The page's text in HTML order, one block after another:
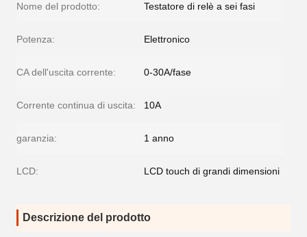
Nome del prodotto: Testatore di relè a sei fasi
Potenza: Elettronico
CA dell'uscita corrente: 0-30A/fase
Corrente continua di uscita: 10A
garanzia: 1 anno
LCD: LCD touch di grandi dimensioni
Descrizione del prodotto